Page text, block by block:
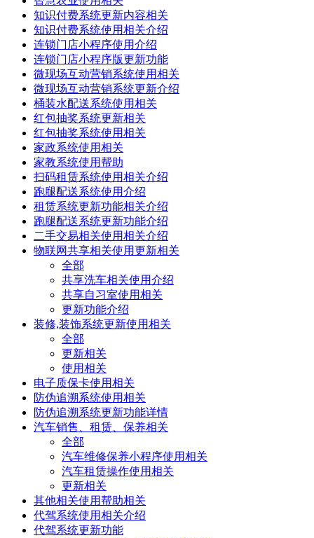
知识付费系统更新内容相关
知识付费系统使用相关介绍
连锁门店小程序使用介绍
连锁门店小程序版更新功能
微现场互动营销系统使用相关
微现场互动营销系统更新介绍
桶装水配送系统使用相关
红包抽奖系统更新相关
红包抽奖系统使用相关
家政系统使用相关
家教系统使用帮助
扫码租赁系统使用相关介绍
跑腿配送系统使用介绍
租赁系统更新功能相关介绍
跑腿配送系统更新功能介绍
二手交易相关使用相关介绍
物联网共享相关使用更新相关
全部
共享洗车相关使用介绍
共享自习室使用相关
更新功能介绍
装修,装饰系统更新使用相关
全部
更新相关
使用相关
电子质保卡使用相关
防伪追溯系统使用相关
防伪追溯系统更新功能详情
汽车销售、租赁、保养相关
全部
汽车维修保养小程序使用相关
汽车租赁操作使用相关
更新相关
其他相关使用帮助相关
代驾系统使用相关介绍
代驾系统更新功能